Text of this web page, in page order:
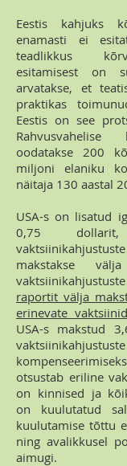
Eestis kahjuks
enamasti ei
teadlikkus
esitamisest on
arvatakse, et
praktikas
Eestis on see
oodatakse 200
miljoni elaniku
näitaja 130 aastal
USA-s on lisatud
0,75
makstakse välja
raportit välja
erinevate
USA-s makstud
vaktsiinikahjustuste
otsustab eriline
on kinnised ja
on kuulutatud
kuulutamise tõttu
ning avalikkusel
aimugi.